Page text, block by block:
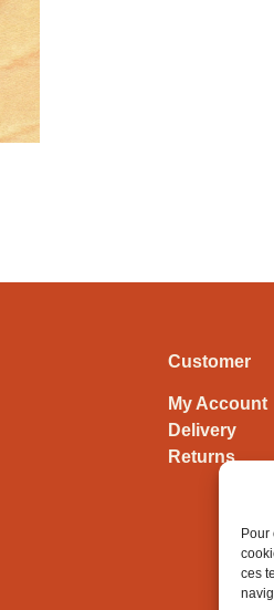
ces
Customer
My Account
Delivery
Returns